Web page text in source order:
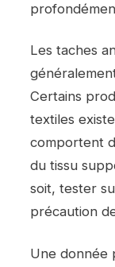
Les taches
Certains
textiles
comportent
du tissu
soit, tester
précaution
Une donnée